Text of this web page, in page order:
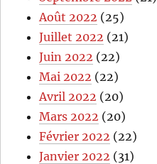
Août 2022 (25)
Juillet 2022 (21)
Juin 2022 (22)
Mai 2022 (22)
Avril 2022 (20)
Mars 2022 (20)
Février 2022 (22)
Janvier 2022 (31)